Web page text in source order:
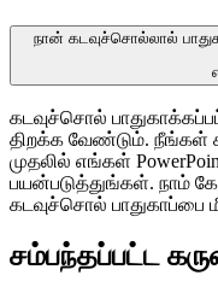
நான் கடவுச்சொல்லால்
கடவுச்சொல்
திறக்க வேண்டும். நீங்கள்
முதலில் எங்கள்
பயன்படுத்துங்கள். நாம்
கடவுச்சொல் பாதுகாப்பை
சம்பந்தப்பட்ட